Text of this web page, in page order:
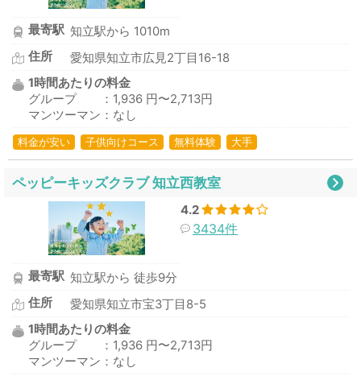
最寄駅 知立駅から 1010m
住所
愛知県知立市広見2丁目16-18
1時間あたりの料金
グループ ：1,936 円〜2,713円
マンツーマン：なし
料金が安い 子供向けコース 無料体験 大手
ペッピーキッズクラブ 知立西教室
4.2
3434件
最寄駅 知立駅から 徒歩9分
住所
愛知県知立市宝3丁目8-5
1時間あたりの料金
グループ ：1,936 円〜2,713円
マンツーマン：なし